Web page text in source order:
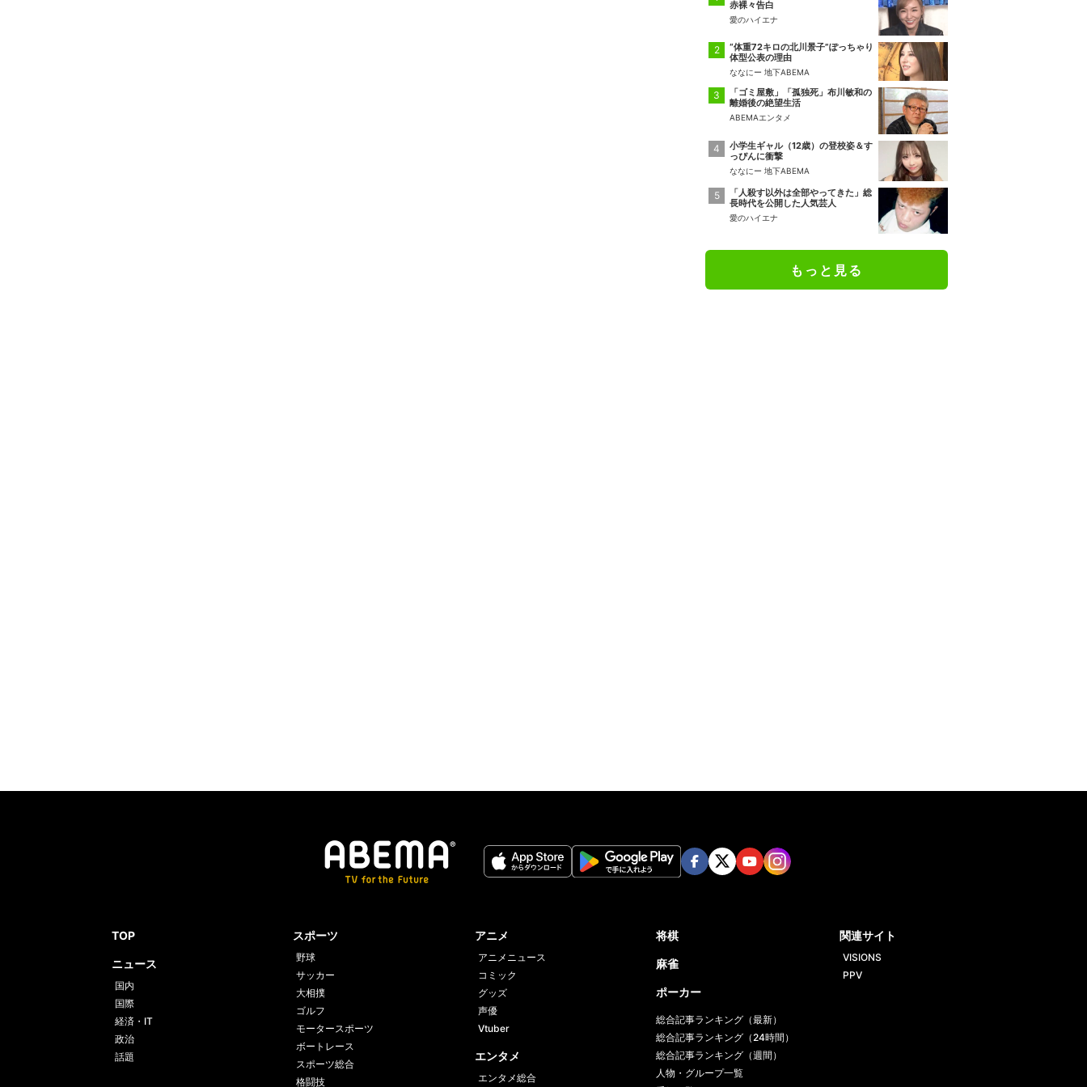
赤裸々告白
愛のハイエナ
“体重72キロの北川景子”ぽっちゃり
体型公表の理由
ななにー 地下ABEMA
「ゴミ屋敷」「孤独死」布川敏和の
離婚後の絶望生活
ABEMAエンタメ
小学生ギャル（12歳）の登校姿＆す
っぴんに衝撃
ななにー 地下ABEMA
「人殺す以外は全部やってきた」総
長時代を公開した人気芸人
愛のハイエナ
もっと見る
TOP
ニュース
国内
国際
経済・IT
政治
話題
スポーツ
野球
サッカー
大相撲
ゴルフ
モータースポーツ
ボートレース
スポーツ総合
格闘技
アニメ
アニメニュース
コミック
グッズ
声優
Vtuber
エンタメ
エンタメ総合
将棋
麻雀
ポーカー
総合記事ランキング（最新）
総合記事ランキング（24時間）
総合記事ランキング（週間）
人物・グループ一覧
関連サイト
VISIONS
PPV